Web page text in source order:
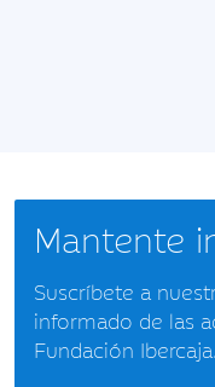
Mantente
Suscríbete a
informado de las
Fundación Ibercaja.